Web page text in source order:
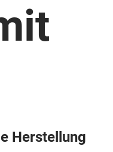
Herstellung